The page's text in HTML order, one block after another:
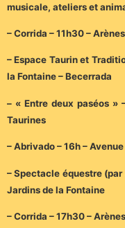
musicale, ateliers et
– Corrida – 11h30 – Arènes
– Espace Taurin et
la Fontaine – Becerrada
– « Entre deux paséos »
Taurines
– Abrivado – 16h –
– Spectacle équestre
Jardins de la Fontaine
– Corrida – 17h30 – Arènes